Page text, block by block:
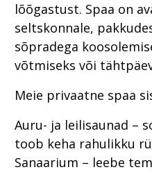
lõõgastust. Spaa on
seltskonnale,
sõpradega
võtmiseks või
Meie privaatne spaa
Auru- ja leilisaunad –
toob keha rahulikku
Sanaarium – leebe